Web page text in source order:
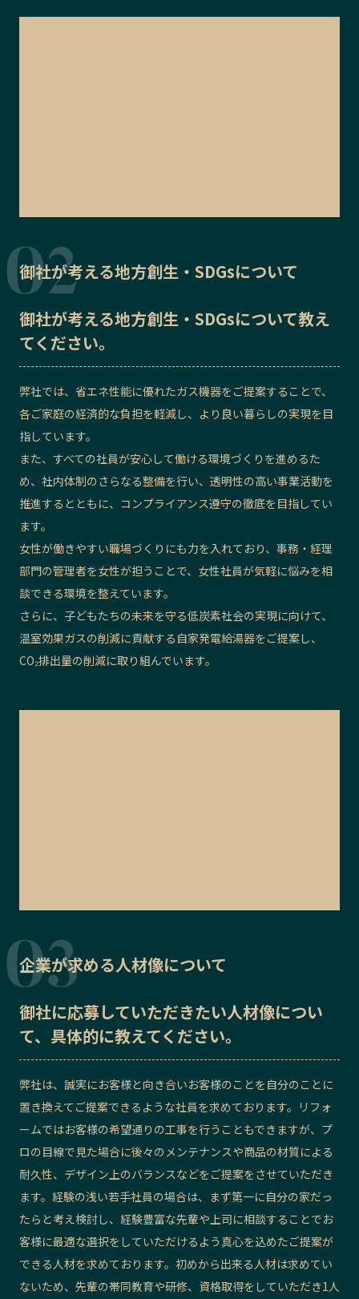
御社が考える地方創生・SDGsについて
御社が考える地方創生・SDGsについて教え
てください。
弊社では、省エネ性能に優れたガス機器をご提案することで、
各ご家庭の経済的な負担を軽減し、より良い暮らしの実現を目
指しています。
また、すべての社員が安心して働ける環境づくりを進めるた
め、社内体制のさらなる整備を行い、透明性の高い事業活動を
推進するとともに、コンプライアンス遵守の徹底を目指してい
ます。
女性が働きやすい職場づくりにも力を入れており、事務・経理
部門の管理者を女性が担うことで、女性社員が気軽に悩みを相
談できる環境を整えています。
さらに、子どもたちの未来を守る低炭素社会の実現に向けて、
温室効果ガスの削減に貢献する自家発電給湯器をご提案し、
CO₂排出量の削減に取り組んでいます。
企業が求める人材像について
御社に応募していただきたい人材像につい
て、具体的に教えてください。
弊社は、誠実にお客様と向き合いお客様のことを自分のことに
置き換えてご提案できるような社員を求めております。リフォ
ームではお客様の希望通りの工事を行うこともできますが、プ
ロの目線で見た場合に後々のメンテナンスや商品の材質による
耐久性、デザイン上のバランスなどをご提案をさせていただき
ます。経験の浅い若手社員の場合は、まず第一に自分の家だっ
たらと考え検討し、経験豊富な先輩や上司に相談することでお
客様に最適な選択をしていただけるよう真心を込めたご提案が
できる人材を求めております。初めから出来る人材は求めてい
ないため、先輩の帯同教育や研修、資格取得をしていただき1人